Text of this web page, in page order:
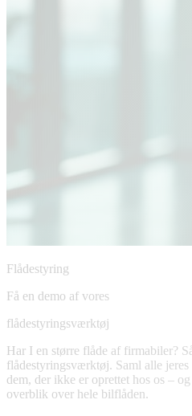
Flådestyring
Få en demo af vores
flådestyringsværktøj
Har I en større flåde af firmabiler?
flådestyringsværktøj. Saml alle jeres
dem, der ikke er oprettet hos os –
overblik over hele bilflåden.